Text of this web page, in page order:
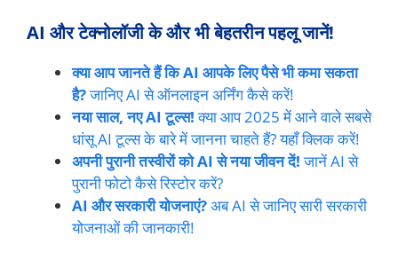
AI और टेक्नोलॉजी के और भी बेहतरीन पहलू जानें!
क्या आप जानते हैं कि AI आपके लिए पैसे भी कमा सकता
है?जानिए AI से ऑनलाइन अर्निंग कैसे करें!
नया साल, नए AI टूल्स!क्या आप 2025 में आने वाले सबसे
धांसू AI टूल्स के बारे में जानना चाहते हैं? यहाँ क्लिक करें!
अपनी पुरानी तस्वीरों को AI से नया जीवन दें!जानें AI से
पुरानी फोटो कैसे रिस्टोर करें?
AI और सरकारी योजनाएं?अब AI से जानिए सारी सरकारी
योजनाओं की जानकारी!